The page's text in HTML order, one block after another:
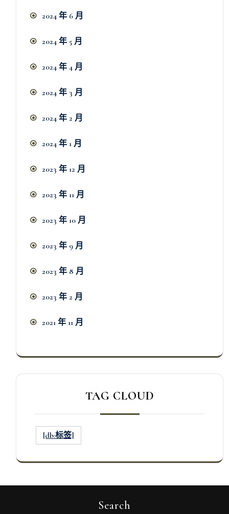
2024 年 6 月
2024 年 5 月
2024 年 4 月
2024 年 3 月
2024 年 2 月
2024 年 1 月
2023 年 12 月
2023 年 11 月
2023 年 10 月
2023 年 9 月
2023 年 8 月
2023 年 2 月
2021 年 11 月
TAG CLOUD
[db:标签]
Search